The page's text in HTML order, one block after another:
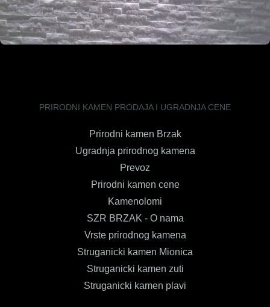
PRIRODNI KAMEN PRODAJA I UGRADNJA CENE
Prirodni kamen Brzak
Ugradnja prirodnog kamena
Prevoz
Prirodni kamen cene
Kamenolomi
SZR BRZAK - O nama
Vrste prirodnog kamena
Struganicki kamen Mionica
Struganicki kamen zuti
Struganicki kamen plavi